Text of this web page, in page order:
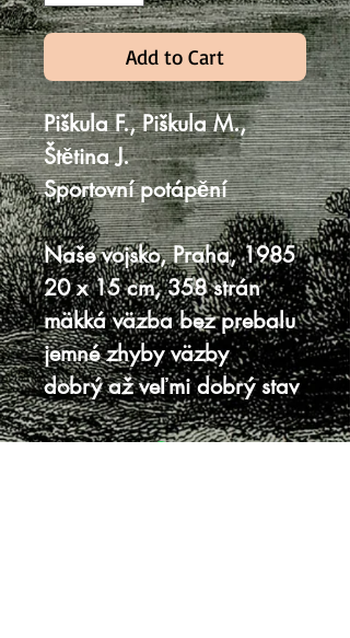
Add to Cart
Piškula F., Piškula M.,
Štětina J.
Sportovní potápění
Naše vojsko, Praha, 1985
20 x 15 cm, 358 strán
mäkká väzba bez prebalu
jemné zhyby väzby
dobrý až veľmi dobrý stav